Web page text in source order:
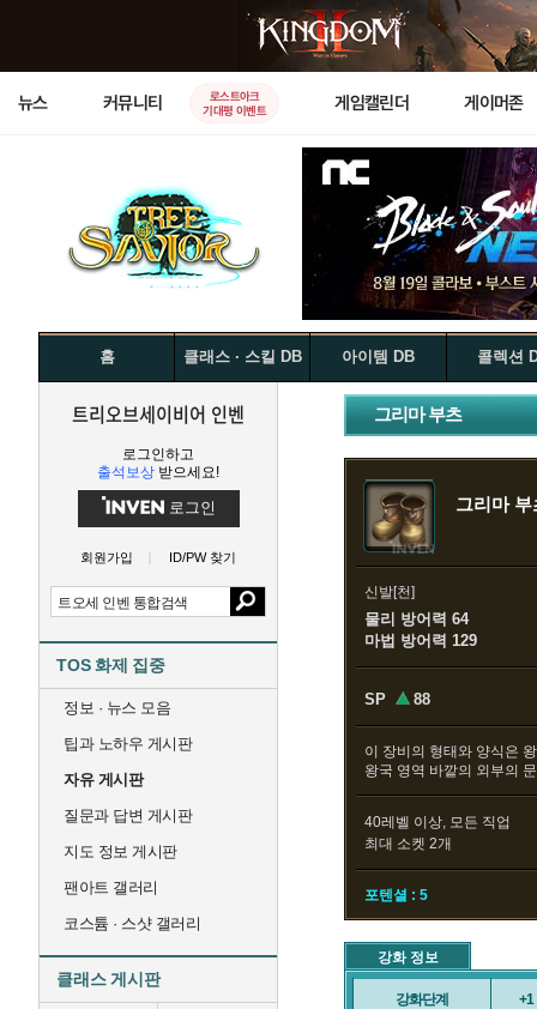
뉴스 커뮤니티
로스트아크
기대평 이벤트
게임캘린더 게이머존
홈 클래스 · 스킬 DB 아이템 DB 콜렉션
트리오브세이비어 인벤
로그인하고
출석보상 받으세요!
로그인
회원가입 ID/PW 찾기
TOS 화제 집중
정보 · 뉴스 모음
팁과 노하우 게시판
자유 게시판
질문과 답변 게시판
지도 정보 게시판
팬아트 갤러리
코스튬 · 스샷 갤러리
클래스 게시판
그리마 부츠
그리마 부
신발[천]
물리 방어력 64
마법 방어력 129
SP 88
이 장비의 형태와 양식은
왕국 영역 바깥의 외부의
40레벨 이상, 모든 직업
최대 소켓 2개
포텐셜 : 5
강화 정보
강화단계 +1